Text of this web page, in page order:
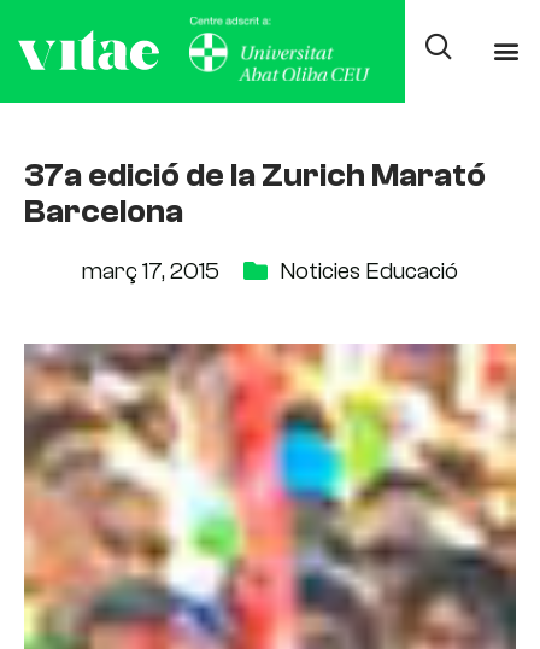
37a edició de la Zurich Marató
Barcelona
març 17, 2015 Noticies Educació